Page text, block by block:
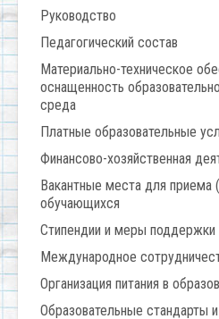
Руководство
Педагогический состав
Материально-техническое
оснащенность
среда
Платные образовательные
Финансово-хозяйственная
Вакантные места для приема
обучающихся
Стипендии и меры
Международное
Организация питания в
Образовательные стандарты